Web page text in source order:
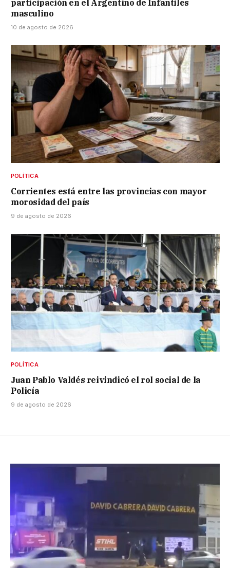
participación en el Argentino de Infantiles
masculino
10 de agosto de 2026
POLÍTICA
Corrientes está entre las provincias con mayor
morosidad del país
9 de agosto de 2026
POLÍTICA
Juan Pablo Valdés reivindicó el rol social de la
Policía
9 de agosto de 2026